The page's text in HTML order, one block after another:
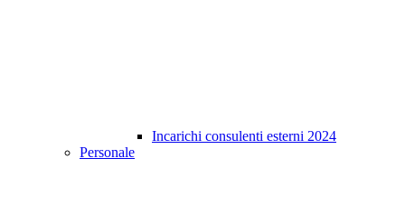
Incarichi consulenti esterni 2024
Personale